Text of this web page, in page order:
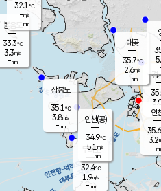
무의도
32.4℃
1.9m/s
-mm
볼음도
33.3℃
3.3m/s
-mm
장봉도
35.1℃
3.8m/s
-mm
경
3.0
-
대곶
35.7℃
2.6m/s
-mm
인천(공)
34.9℃
5.1 m/s
-mm
32.1℃
-m/s
-mm
인
35.6
3.2
-mm